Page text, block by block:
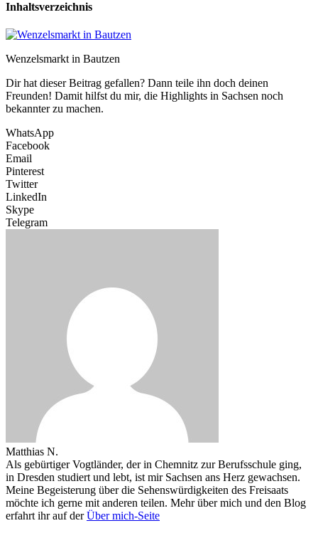
Inhaltsverzeichnis
Wenzelsmarkt in Bautzen
Dir hat dieser Beitrag gefallen? Dann teile ihn doch deinen
Freunden! Damit hilfst du mir, die Highlights in Sachsen noch
bekannter zu machen.
WhatsApp
Facebook
Email
Pinterest
Twitter
LinkedIn
Skype
Telegram
Matthias N.
Als gebürtiger Vogtländer, der in Chemnitz zur Berufsschule ging,
in Dresden studiert und lebt, ist mir Sachsen ans Herz gewachsen.
Meine Begeisterung über die Sehenswürdigkeiten des Freisaats
möchte ich gerne mit anderen teilen. Mehr über mich und den Blog
erfahrt ihr auf derÜber mich-Seite